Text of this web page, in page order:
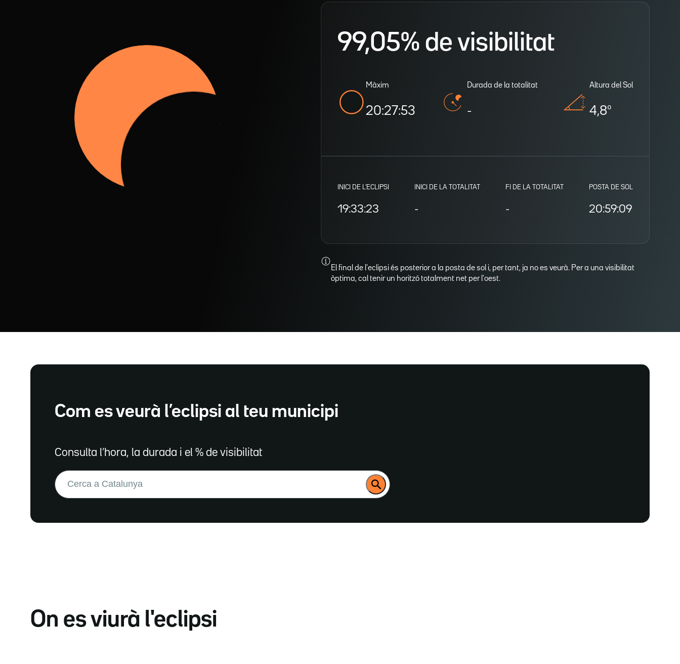
99,05% de visibilitat
Màxim
20:27:53
Durada de la totalitat
-
Altura del Sol
4,8º
INICI DE L'ECLIPSI
19:33:23
INICI DE LA TOTALITAT
-
FI DE LA TOTALITAT
-
POSTA DE SOL
20:59:09
El final de l'eclipsi és posterior a la posta de sol i, per tant, ja no es veurà. Per a una visibilitat
òptima, cal tenir un horitzó totalment net per l'oest.
Com es veurà l’eclipsi al teu municipi
Consulta l’hora, la durada i el % de visibilitat
Buscar:
On es viurà l'eclipsi